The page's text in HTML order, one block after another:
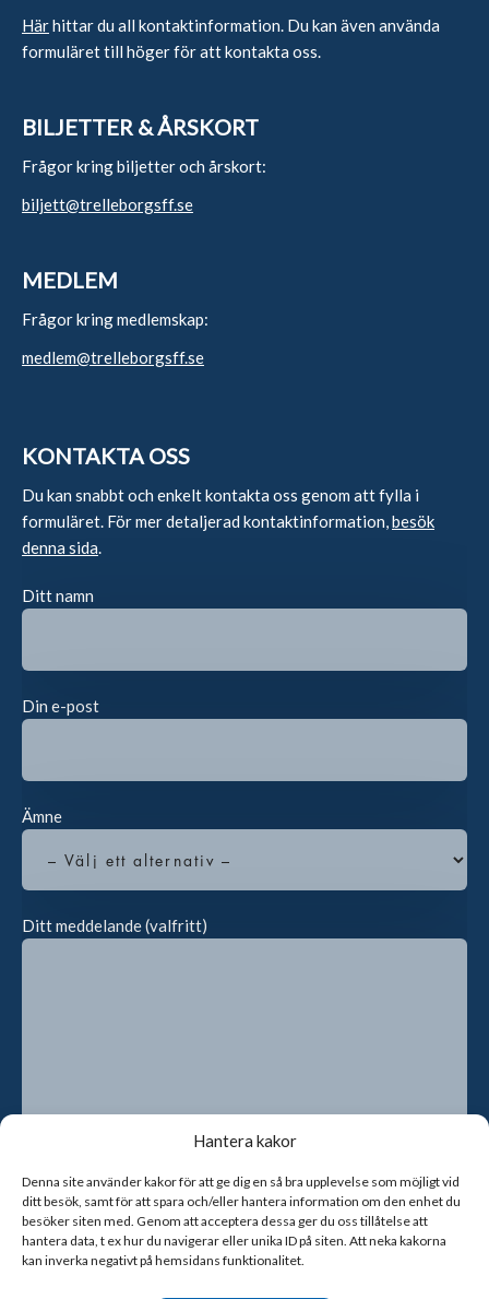
Hantera kakor
Denna site använder kakor för att ge dig en så bra upplevelse som möjligt vid
ditt besök, samt för att spara och/eller hantera information om den enhet du
besöker siten med. Genom att acceptera dessa ger du oss tillåtelse att
hantera data, t ex hur du navigerar eller unika ID på siten. Att neka kakorna
kan inverka negativt på hemsidans funktionalitet.
Härhittar du all kontaktinformation. Du kan även använda
formuläret till höger för att kontakta oss.
BILJETTER & ÅRSKORT
Frågor kring biljetter och årskort:
biljett@trelleborgsff.se
MEDLEM
Frågor kring medlemskap:
medlem@trelleborgsff.se
KONTAKTA OSS
Du kan snabbt och enkelt kontakta oss genom att fylla i
formuläret. För mer detaljerad kontaktinformation,besök
denna sida.
Ditt namn
Din e-post
Ämne
Ditt meddelande (valfritt)
Genom att kryssa i rutan godkänner du att vi sparar dina
kontaktuppgifter